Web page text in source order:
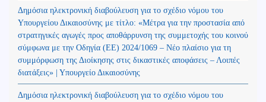
Δημόσια ηλεκτρονική διαβούλευση για το σχέδιο νόμου του
Υπουργείου Δικαιοσύνης με τίτλο: «Μέτρα για την προστασία από
στρατηγικές αγωγές προς αποθάρρυνση της συμμετοχής του κοινού
σύμφωνα με την Οδηγία (ΕΕ) 2024/1069 – Νέο πλαίσιο για τη
συμμόρφωση της Διοίκησης στις δικαστικές αποφάσεις – Λοιπές
διατάξεις» | Υπουργείο Δικαιοσύνης
Δημόσια ηλεκτρονική διαβούλευση για το σχέδιο νόμου του